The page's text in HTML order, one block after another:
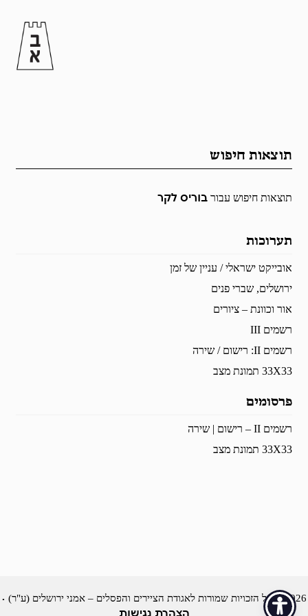
תוצאות חיפוש
תוצאות חיפוש עבור בוריס לקר
פרסומים
רשמים II – רישום | שירה
33X33 תמונת מצב
תערוכות
אובייקט ישראלי / עניין של זמן
ירושלים, שברי פנים
אור וכוונת – ציורים
רשמים III
רשמים II: רישום / שירה
33X33 תמונת מצב
2026 © כל הזכויות שמורות לאגודת הציירים והפסלים – אמני ירושלים (ע"ר)
·
הצהרת נגישות